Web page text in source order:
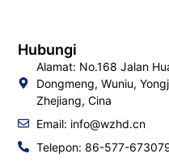
Hubungi
Alamat: No.168 Jalan
Dongmeng, Wuniu,
Zhejiang, Cina
Email: info@wzhd.cn
Telepon: 86-577-